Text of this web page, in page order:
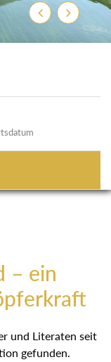
ZurückWeiter
– ein
und Literaten seit
gefunden.